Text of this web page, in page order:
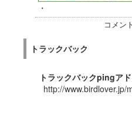
・
コメン
トラックバック
トラックバックpingア
http://www.birdlover.jp/